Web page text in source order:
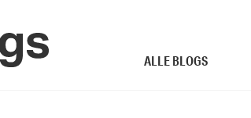
ALLE BLOGS